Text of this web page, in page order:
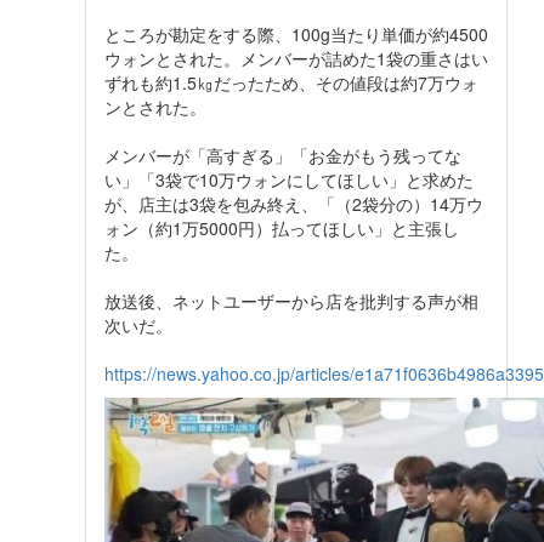
ところが勘定をする際、100g当たり単価が約4500
ウォンとされた。メンバーが詰めた1袋の重さはい
ずれも約1.5㎏だったため、その値段は約7万ウォ
ンとされた。
メンバーが「高すぎる」「お金がもう残ってな
い」「3袋で10万ウォンにしてほしい」と求めた
が、店主は3袋を包み終え、「（2袋分の）14万ウ
ォン（約1万5000円）払ってほしい」と主張し
た。
放送後、ネットユーザーから店を批判する声が相
次いだ。
https://news.yahoo.co.jp/articles/